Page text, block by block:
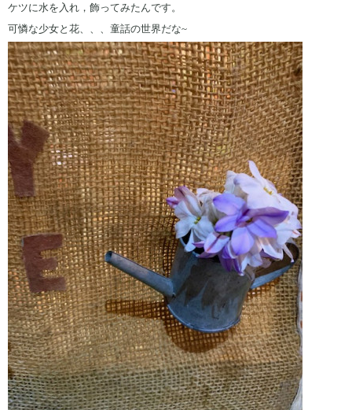
ケツに水を入れ，飾ってみたんです。
可憐な少女と花、、、童話の世界だな~